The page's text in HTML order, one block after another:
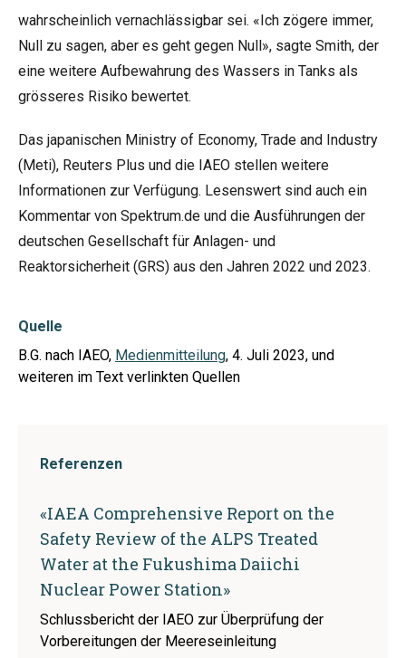
wahrscheinlich vernachlässigbar sei. «Ich zögere immer,
Null zu sagen, aber es geht gegen Null», sagte Smith, der
eine weitere Aufbewahrung des Wassers in Tanks als
grösseres Risiko bewertet.
Das japanischen Ministry of Economy, Trade and Industry
(Meti), Reuters Plus und die IAEO stellen weitere
Informationen zur Verfügung. Lesenswert sind auch ein
Kommentar von Spektrum.de und die Ausführungen der
deutschen Gesellschaft für Anlagen- und
Reaktorsicherheit (GRS) aus den Jahren 2022 und 2023.
Quelle
B.G. nach IAEO, Medienmitteilung, 4. Juli 2023, und
weiteren im Text verlinkten Quellen
Referenzen
«IAEA Comprehensive Report on the
Safety Review of the ALPS Treated
Water at the Fukushima Daiichi
Nuclear Power Station»
Schlussbericht der IAEO zur Überprüfung der
Vorbereitungen der Meereseinleitung